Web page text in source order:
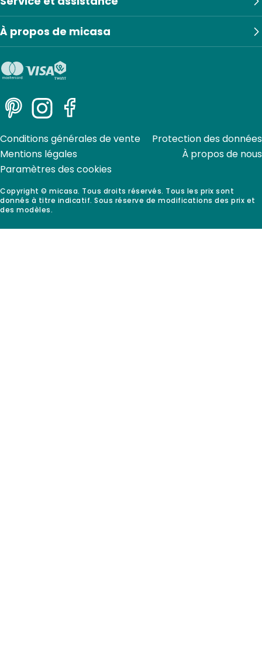
À propos de micasa
PinterestInstagramFacebook
Copyright © micasa. Tous droits réservés. Tous les prix sont
donnés à titre indicatif. Sous réserve de modifications des prix et
des modèles.
Conditions générales de vente
Protection des données
Mentions légales
À propos de nous
Paramètres des cookies